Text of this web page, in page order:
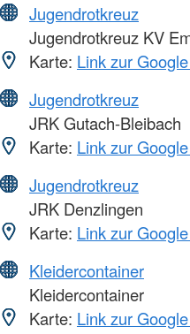
Jugendrotkreuz
Jugendrotkreuz KV
Karte: Link zur
Jugendrotkreuz
JRK Gutach-Bleibach
Karte: Link zur
Jugendrotkreuz
JRK Denzlingen
Karte: Link zur
Kleidercontainer
Kleidercontainer
Karte: Link zur